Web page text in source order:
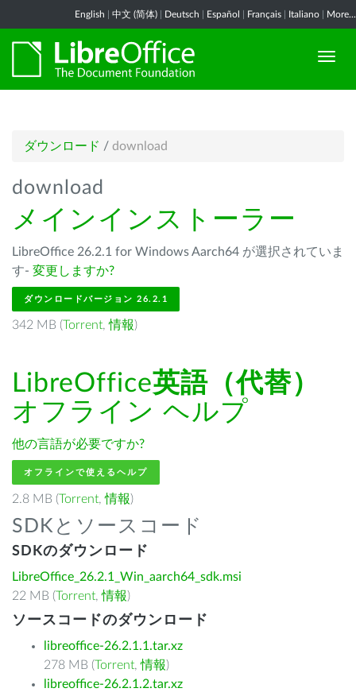
English 中文 (简体) Deutsch Español Français Italiano More...
ダウンロード / download
download
メインインストーラー
LibreOffice 26.2.1 for Windows Aarch64 が選択されていま
す- 変更しますか?
ダウンロードバージョン 26.2.1
342 MB (Torrent,情報)
LibreOffice英語（代替）
オフライン ヘルプ
他の言語が必要ですか?
オフラインで使えるヘルプ
2.8 MB (Torrent,情報)
SDKとソースコード
SDKのダウンロード
LibreOffice_26.2.1_Win_aarch64_sdk.msi
22 MB (Torrent,情報)
ソースコードのダウンロード
libreoffice-26.2.1.1.tar.xz
278 MB (Torrent,情報)
libreoffice-26.2.1.2.tar.xz